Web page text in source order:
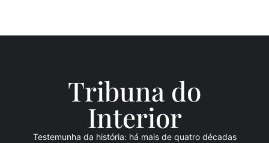
Tribuna do
Interior
Testemunha da história: há mais de quatro décadas